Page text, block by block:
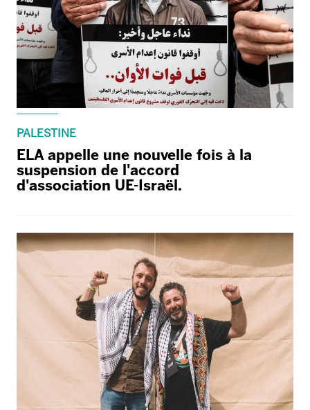
PALESTINE
ELA appelle une nouvelle fois à la
suspension de l'accord
d'association UE-Israël.